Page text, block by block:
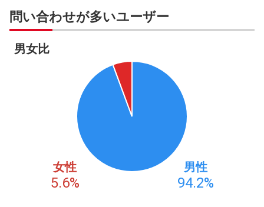
問い合わせが多いユーザー
男女比
女性
5.6%
男性
94.2%